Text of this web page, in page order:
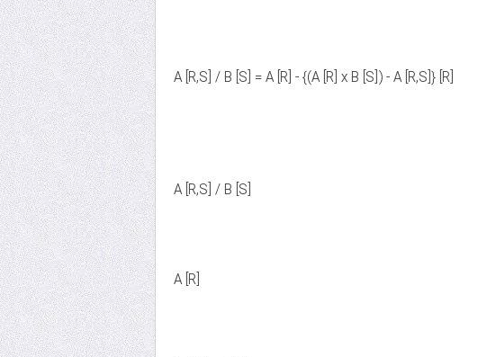
A [R,S] / B [S] = A [R] - {(A [R] x B [S]) - A [R,S]} [R]
A [R,S] / B [S]
A [R]